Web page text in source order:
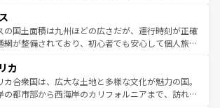
方に足を運ぶとそれぞれで全く異なる文化を体験で
きるだろう。 なお、新着のフランス情報はコンテンツ一覧
してほしい。
好きな人にはぜひ体験してほしい。 なお、新着の
情報はコンテンツ一覧を参照してほしい。
とに異なる魅力がある。また、優雅なアフタヌーン
、ビール好きにはたまらない英国パブ、サッカー観
、本場だからこそできる体験も豊富。イギリスを旅
覧を参照してほしい。
の国土面積は九州ほどの広さだが、運行時刻が正確
網が整備されており、初心者でも安心して個人旅行
がそのまま残る町や、スイスならではのユニークな
もあり、アルプス観光だけでなく町歩きも満喫する
できる。国民の所得が高いため物価も高いが、旅行
カ
カ合衆国は、広大な土地と多様な文化が魅力の国。
の都市部から西海岸のカリフォルニアまで、訪れる